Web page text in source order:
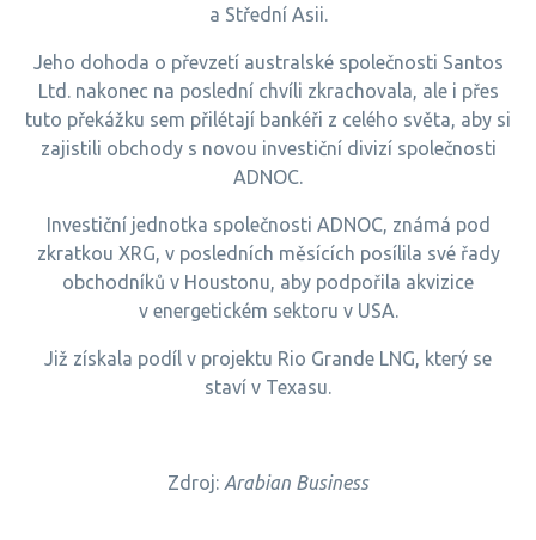
a Střední Asii.
Jeho dohoda o převzetí australské společnosti Santos
Ltd. nakonec na poslední chvíli zkrachovala, ale i přes
tuto překážku sem přilétají bankéři z celého světa, aby si
zajistili obchody s novou investiční divizí společnosti
ADNOC.
Investiční jednotka společnosti ADNOC, známá pod
zkratkou XRG, v posledních měsících posílila své řady
obchodníků v Houstonu, aby podpořila akvizice
v energetickém sektoru v USA.
Již získala podíl v projektu Rio Grande LNG, který se
staví v Texasu.
Zdroj: Arabian Business